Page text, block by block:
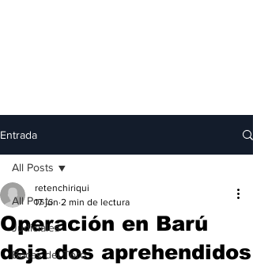
Entrada
All Posts
Judiciales
Bocas del Toro
All Posts
Operación en Barú
deja dos aprehendidos
retenchiriqui
17 jun 2 min de lectura